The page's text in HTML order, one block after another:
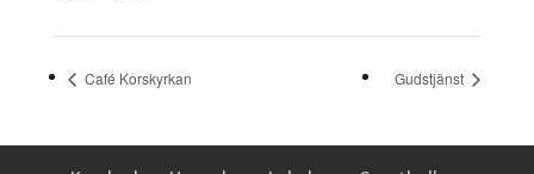
Café Korskyrkan Gudstjänst